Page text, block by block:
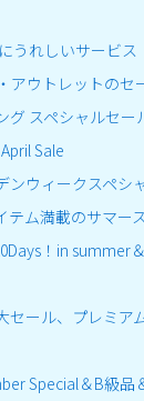
うれしいサービス
アウトレットのセ
グ スペシャルセー
Sale
ンウィークスペシ
テム満載のサマー
！in summer
セール、プレミア
Special＆B級品